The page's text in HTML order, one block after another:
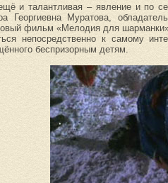
и талантливая – явление и по
Георгиевна Муратова,
фильм «Мелодия для
непосредственно к самому
беспризорным детям.